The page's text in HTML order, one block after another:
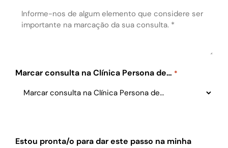
Marcar consulta na Clínica Persona de… *
Estou pronta/o para dar este passo na minha